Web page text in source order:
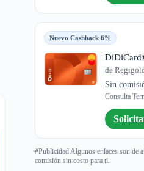
Nuevo Cashback 6%
DiDiCard
de
Sin
Consulta
#Publicidad Algunos enlaces son de
comisión sin costo para ti.